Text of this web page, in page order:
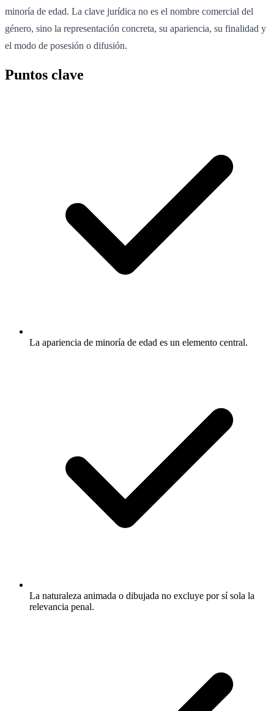
minoría de edad. La clave jurídica no es el nombre comercial del
género, sino la representación concreta, su apariencia, su finalidad y
el modo de posesión o difusión.
Puntos clave
La apariencia de minoría de edad es un elemento central.
La naturaleza animada o dibujada no excluye por sí sola la
relevancia penal.